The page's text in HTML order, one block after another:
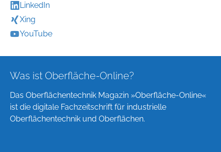
LinkedIn
Xing
YouTube
Was ist Oberfläche-Online?
Das Oberflächentechnik Magazin »Oberfläche-Online«
ist die digitale Fachzeitschrift für industrielle
Oberflächentechnik und Oberflächen.